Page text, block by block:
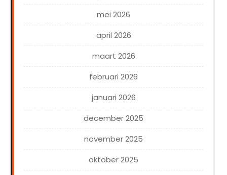
mei 2026
april 2026
maart 2026
februari 2026
januari 2026
december 2025
november 2025
oktober 2025